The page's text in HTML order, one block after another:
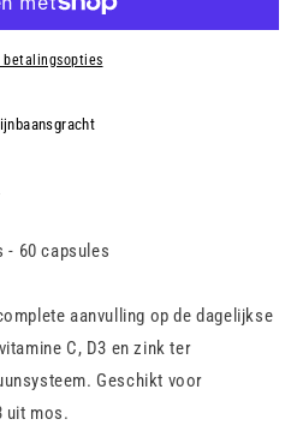
betalingsopties
- 60 capsules
aanvulling op de dagelijkse
C, D3 en zink ter
Geschikt voor
uit mos.